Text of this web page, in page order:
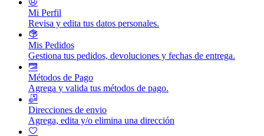
Mi Perfil
Revisa y edita tus datos personales.
Mis Pedidos
Gestiona tus pedidos, devoluciones y fechas de entrega.
Métodos de Pago
Agrega y valida tus métodos de pago.
Direcciones de envio
Agrega, edita y/o elimina una dirección